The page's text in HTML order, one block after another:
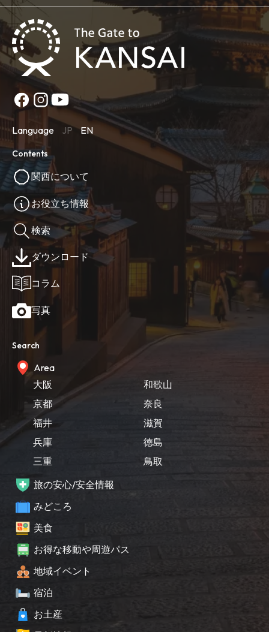
Language JP EN
Contents
関西について
お役立ち情報
検索
ダウンロード
コラム
写真
Search
Area
大阪
京都
福井
兵庫
三重
和歌山
奈良
滋賀
徳島
鳥取
旅の安心/安全情報
みどころ
美食
お得な移動や周遊パス
地域イベント
宿泊
お土産